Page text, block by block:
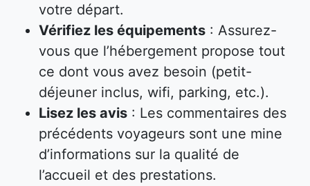
votre départ.
Vérifiez les équipements : Assurez-
vous que l’hébergement propose tout
ce dont vous avez besoin (petit-
déjeuner inclus, wifi, parking, etc.).
Lisez les avis : Les commentaires des
précédents voyageurs sont une mine
d’informations sur la qualité de
l’accueil et des prestations.